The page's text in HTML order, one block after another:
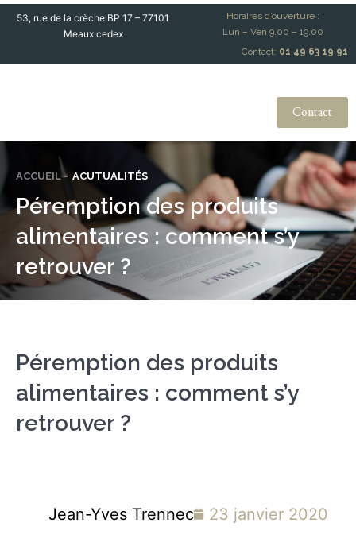
53, rue de la crèche BP 17 – 77101
Meaux cedex
Horaires d’ouverture :
Lun – Ven 9.00 – 19.00
Contact: 01 49 63 19 91
Contact
ACCUEIL - ACUTUALITÉS
Péremption des produits
alimentaires : comment s’y
retrouver ?
Péremption des produits
alimentaires : comment s’y
retrouver ?
Jean-Yves Trennec 23 janvier 2020